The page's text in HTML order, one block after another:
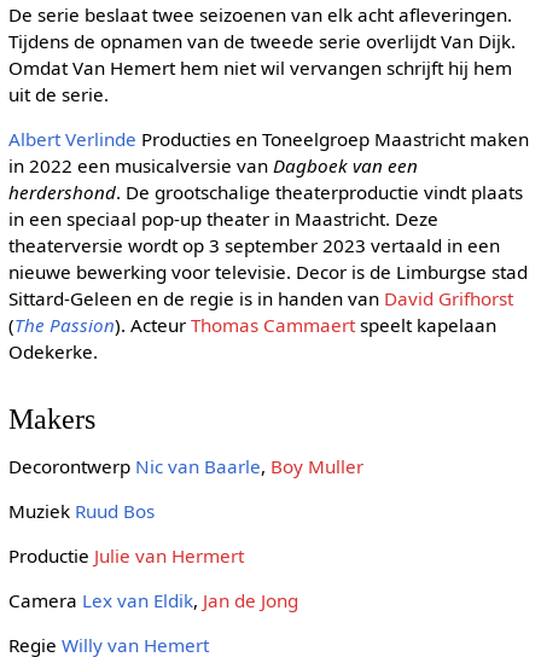
De serie beslaat twee seizoenen van elk acht afleveringen.
Tijdens de opnamen van de tweede serie overlijdt Van Dijk.
Omdat Van Hemert hem niet wil vervangen schrijft hij hem
uit de serie.
Albert Verlinde Producties en Toneelgroep Maastricht maken
in 2022 een musicalversie van Dagboek van een
herdershond. De grootschalige theaterproductie vindt plaats
in een speciaal pop-up theater in Maastricht. Deze
theaterversie wordt op 3 september 2023 vertaald in een
nieuwe bewerking voor televisie. Decor is de Limburgse stad
Sittard-Geleen en de regie is in handen van David Grifhorst
(The Passion). Acteur Thomas Cammaertspeelt kapelaan
Odekerke.
Makers
Decorontwerp Nic van Baarle, Boy Muller
Muziek Ruud Bos
Productie Julie van Hermert
Camera Lex van Eldik, Jan de Jong
Regie Willy van Hemert